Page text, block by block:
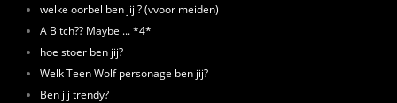
welke oorbel ben jij ? (vvoor meiden)
A Bitch?? Maybe ... *4*
hoe stoer ben jij?
Welk Teen Wolf personage ben jij?
Ben jij trendy?